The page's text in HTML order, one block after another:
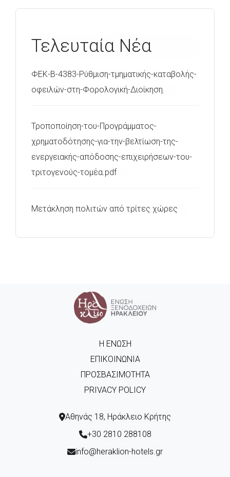
Τελευταία Νέα
ΦΕΚ-Β-4383-Ρύθμιση-τμηματικής-καταβολής-
οφειλών-στη-Φορολογική-Διοίκηση.
Τροποποίηση-του-Προγράμματος-
χρηματοδότησης-για-την-βελτίωση-της-
ενεργειακής-απόδοσης-επιχειρήσεων-του-
τριτογενούς-τομέα.pdf
Μετάκληση πολιτών από τρίτες χώρες
Η ΈΝΩΣΗ
ΕΠΙΚΟΙΝΩΝΊΑ
ΠΡΟΣΒΑΣΙΜΌΤΗΤΑ
PRIVACY POLICY
Αθηνάς 18, Ηράκλειο Κρήτης
+30 2810 288108
info@heraklion-hotels.gr